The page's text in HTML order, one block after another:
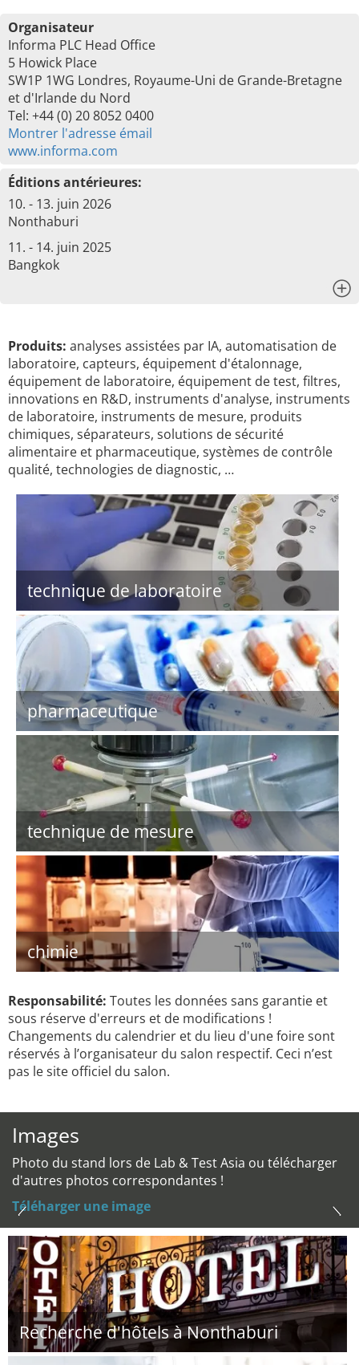
Organisateur
Informa PLC Head Office
5 Howick Place
SW1P 1WG Londres, Royaume-Uni de Grande-Bretagne
et d'Irlande du Nord
Tel: +44 (0) 20 8052 0400
Montrer l'adresse émail
www.informa.com
Éditions antérieures:
10. - 13. juin 2026
Nonthaburi
11. - 14. juin 2025
Bangkok
Produits: analyses assistées par IA, automatisation de
laboratoire, capteurs, équipement d'étalonnage,
équipement de laboratoire, équipement de test, filtres,
innovations en R&D, instruments d'analyse, instruments
de laboratoire, instruments de mesure, produits
chimiques, séparateurs, solutions de sécurité
alimentaire et pharmaceutique, systèmes de contrôle
qualité, technologies de diagnostic, …
technique de laboratoire
pharmaceutique
technique de mesure
chimie
Responsabilité: Toutes les données sans garantie et
sous réserve d'erreurs et de modifications !
Changements du calendrier et du lieu d'une foire sont
réservés à l’organisateur du salon respectif. Ceci n’est
pas le site officiel du salon.
Images
Photo du stand lors de Lab & Test Asia ou télécharger
d'autres photos correspondantes !
Téléharger une image
Recherche d'hôtels à Nonthaburi